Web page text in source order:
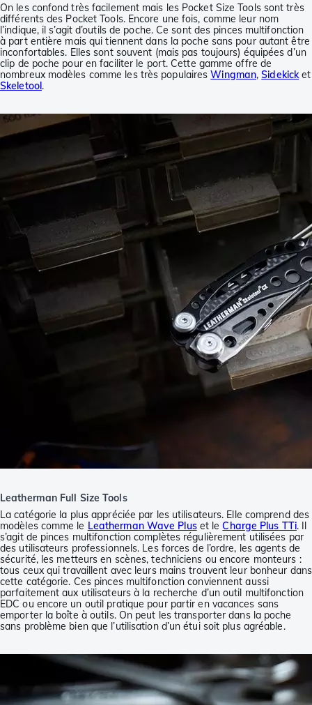
On les confond très facilement mais les Pocket Size Tools sont très
différents des Pocket Tools. Encore une fois, comme leur nom
l’indique, il s’agit d’outils de poche. Ce sont des pinces multifonction
à part entière mais qui tiennent dans la poche sans pour autant être
inconfortables. Elles sont souvent (mais pas toujours) équipées d’un
clip de poche pour en faciliter le port. Cette gamme offre de
nombreux modèles comme les très populairesWingman,Sidekicket
Skeletool.
Leatherman Full Size Tools
La catégorie la plus appréciée par les utilisateurs. Elle comprend des
modèles comme le Leatherman Wave Pluset leCharge Plus TTi. Il
s’agit de pinces multifonction complètes régulièrement utilisées par
des utilisateurs professionnels. Les forces de l’ordre, les agents de
sécurité, les metteurs en scènes, techniciens ou encore monteurs :
tous ceux qui travaillent avec leurs mains trouvent leur bonheur dans
cette catégorie. Ces pinces multifonction conviennent aussi
parfaitement aux utilisateurs à la recherche d’un outil multifonction
EDC ou encore un outil pratique pour partir en vacances sans
emporter la boîte à outils. On peut les transporter dans la poche
sans problème bien que l’utilisation d’un étui soit plus agréable.